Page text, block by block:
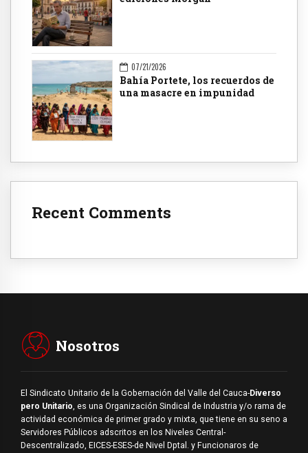
07/21/2026
Bahía Portete, los recuerdos de
una masacre en impunidad
Recent Comments
Nosotros
El Sindicato Unitario de la Gobernación del Valle del Cauca-Diverso
pero Unitario, es una Organización Sindical de Industria y/o rama de
actividad económica de primer grado y mixta, que tiene en su seno a
Servidores Públicos adscritos en los Niveles Central-
Descentralizado, EICES-ESES-de Nivel Dptal. y Funcionaros de